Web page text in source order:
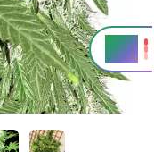
23%
THC